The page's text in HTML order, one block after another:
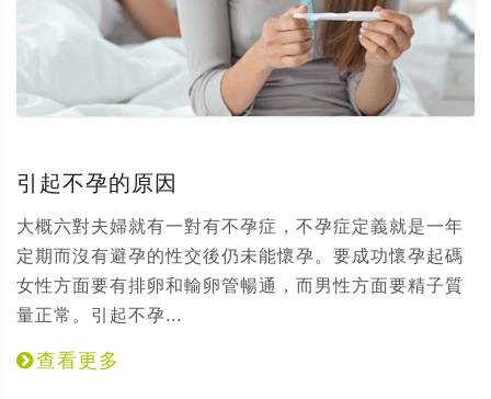
引起不孕的原因
大概六對夫婦就有一對有不孕症，不孕症定義就是一年
定期而沒有避孕的性交後仍未能懷孕。要成功懷孕起碼
女性方面要有排卵和輸卵管暢通，而男性方面要精子質
量正常。引起不孕...
查看更多